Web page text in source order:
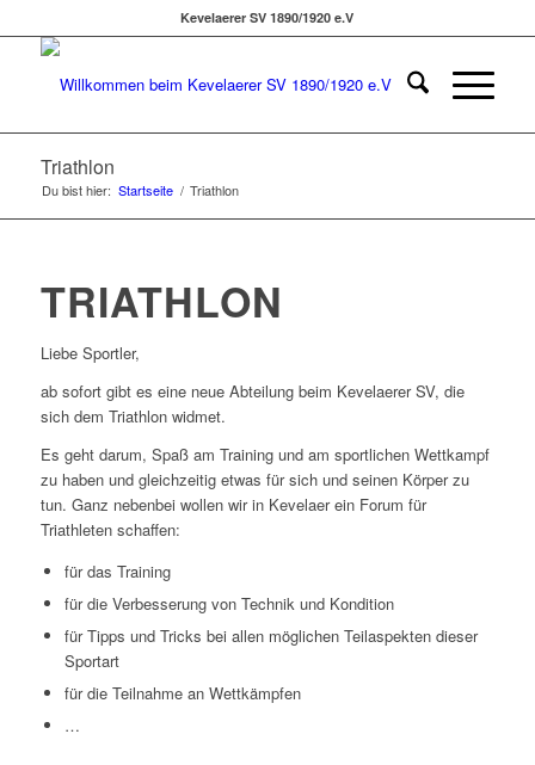
Kevelaerer SV 1890/1920 e.V
Triathlon
Du bist hier: Startseite / Triathlon
TRIATHLON
Liebe Sportler,
ab sofort gibt es eine neue Abteilung beim Kevelaerer SV, die
sich dem Triathlon widmet.
Es geht darum, Spaß am Training und am sportlichen Wettkampf
zu haben und gleichzeitig etwas für sich und seinen Körper zu
tun. Ganz nebenbei wollen wir in Kevelaer ein Forum für
Triathleten schaffen:
für das Training
für die Verbesserung von Technik und Kondition
für Tipps und Tricks bei allen möglichen Teilaspekten dieser
Sportart
für die Teilnahme an Wettkämpfen
…